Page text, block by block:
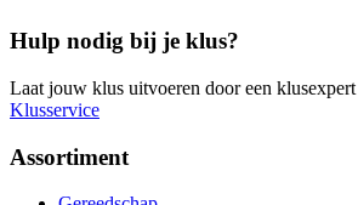
Hulp nodig bij je klus?
Laat jouw klus uitvoeren door een klusexpert
Klusservice
Assortiment